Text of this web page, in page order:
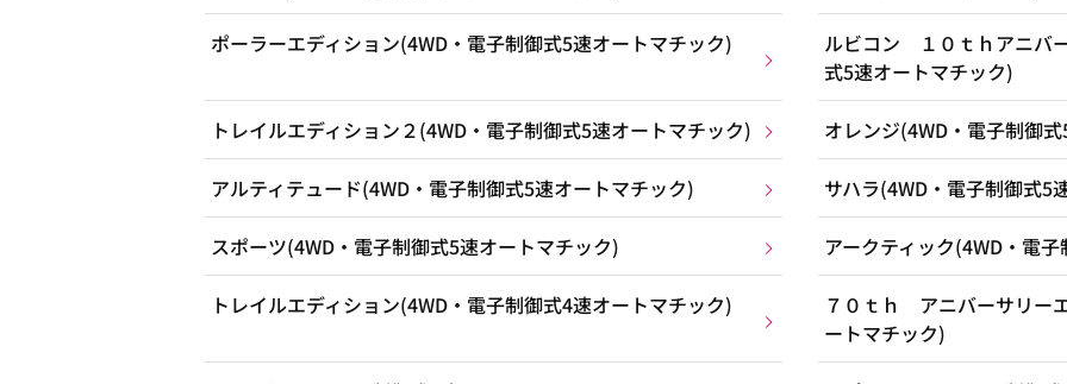
ポーラーエディション(4WD・電子制御式5速オートマチック)
ルビコン １０ｔｈアニバ
式5速オートマチック)
トレイルエディション２(4WD・電子制御式5速オートマチック) オレンジ(4WD・電子制御
アルティテュード(4WD・電子制御式5速オートマチック) サハラ(4WD・電子制御式5
スポーツ(4WD・電子制御式5速オートマチック) アークティック(4WD・電
トレイルエディション(4WD・電子制御式4速オートマチック)
７０ｔｈ アニバーサリー
ートマチック)